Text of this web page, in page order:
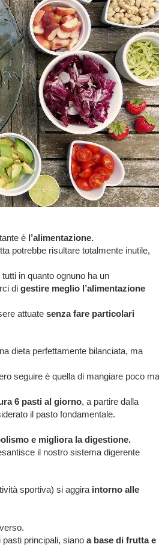
è l’alimentazione.
potrebbe risultare totalmente inutile,
in quanto ognuno ha un
di gestire meglio l’alimentazione
attuate senza fare particolari
dieta perfettamente bilanciata, ma
seguire è quella di mangiare poco ma
6 pasti al giorno, a partire dalla
il pasto fondamentale.
e migliora la digestione.
il nostro sistema digerente
sportiva) si aggira intorno alle
principali, siano a base di frutta e